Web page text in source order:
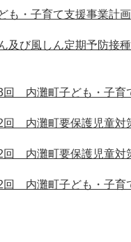
も・子育て支援事業計画
及び風しん定期予防接
内灘町子ども・子育
内灘町要保護児童対
内灘町要保護児童対
内灘町子ども・子育